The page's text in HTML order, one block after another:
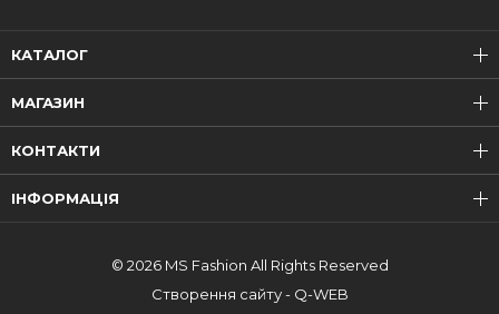
КАТАЛОГ
МАГАЗИН
КОНТАКТИ
ІНФОРМАЦІЯ
© 2026 MS Fashion All Rights Reserved
Створення сайту - Q-WEB